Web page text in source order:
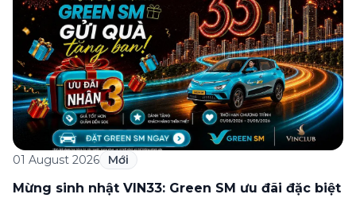
01 August 2026 Mới
Mừng sinh nhật VIN33: Green SM ưu đãi đặc biệt